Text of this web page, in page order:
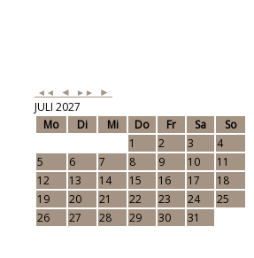
◄◄
◄ ►►
►
JULI 2027
Mo
Di Mi Do Fr Sa
So
1
2 3
4
5
6 7 8 9 10
11
12
13 14 15 16 17
18
19
20 21 22 23 24
25
26
27 28 29 30 31